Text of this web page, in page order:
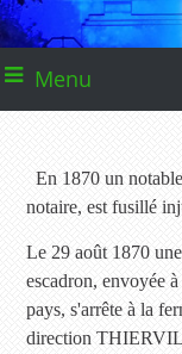
Menu
En 1870 un
notaire, est fusillé
Le 29 août 1870
escadron, envoyée
pays, s'arrête à la
direction